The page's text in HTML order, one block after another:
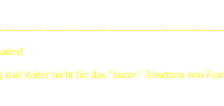
daher nicht für das "kurze" Absetzen von